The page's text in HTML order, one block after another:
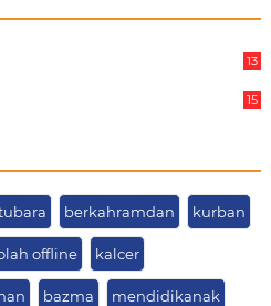
13
15
berkahramdan kurban
offline kalcer
bazma mendidikanak